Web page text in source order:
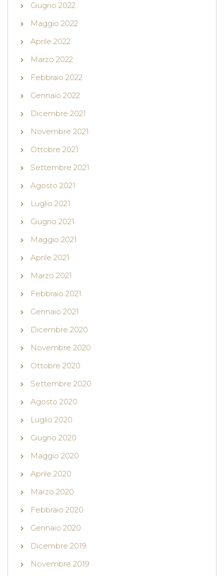
Giugno 2022
Maggio 2022
Aprile 2022
Marzo 2022
Febbraio 2022
Gennaio 2022
Dicembre 2021
Novembre 2021
Ottobre 2021
Settembre 2021
Agosto 2021
Luglio 2021
Giugno 2021
Maggio 2021
Aprile 2021
Marzo 2021
Febbraio 2021
Gennaio 2021
Dicembre 2020
Novembre 2020
Ottobre 2020
Settembre 2020
Agosto 2020
Luglio 2020
Giugno 2020
Maggio 2020
Aprile 2020
Marzo 2020
Febbraio 2020
Gennaio 2020
Dicembre 2019
Novembre 2019